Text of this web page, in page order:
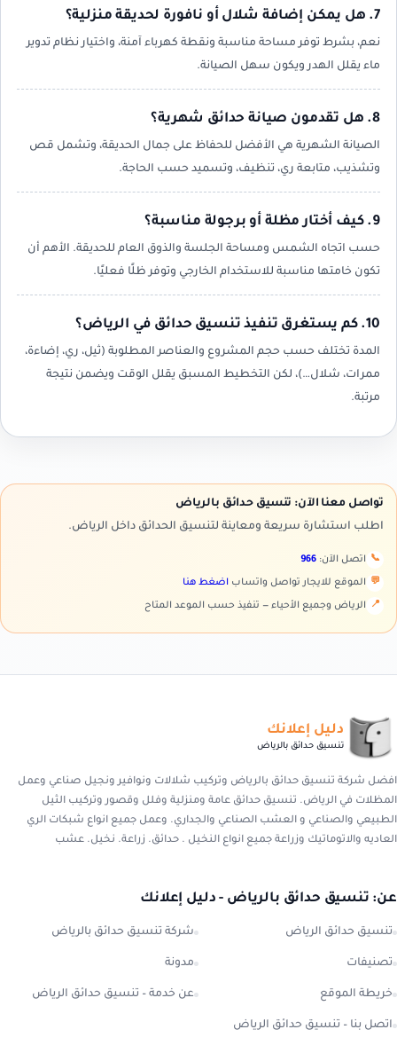
7. هل يمكن إضافة شلال أو نافورة لحديقة منزلية؟
نعم، بشرط توفر مساحة مناسبة ونقطة كهرباء آمنة، واختيار نظام تدوير
ماء يقلل الهدر ويكون سهل الصيانة.
8. هل تقدمون صيانة حدائق شهرية؟
الصيانة الشهرية هي الأفضل للحفاظ على جمال الحديقة، وتشمل قص
وتشذيب، متابعة ري، تنظيف، وتسميد حسب الحاجة.
9. كيف أختار مظلة أو برجولة مناسبة؟
حسب اتجاه الشمس ومساحة الجلسة والذوق العام للحديقة. الأهم أن
تكون خامتها مناسبة للاستخدام الخارجي وتوفر ظلًا فعليًا.
10. كم يستغرق تنفيذ تنسيق حدائق في الرياض؟
المدة تختلف حسب حجم المشروع والعناصر المطلوبة (ثيل، ري، إضاءة،
ممرات، شلال…)، لكن التخطيط المسبق يقلل الوقت ويضمن نتيجة
مرتبة.
تواصل معنا الآن: تنسيق حدائق بالرياض
اطلب استشارة سريعة ومعاينة لتنسيق الحدائق داخل الرياض.
📞 اتصل الآن: 966
💬 الموقع للايجار تواصل واتساب اضغط هنا
📍 الرياض وجميع الأحياء — تنفيذ حسب الموعد المتاح
دليل إعلانك
تنسيق حدائق بالرياض
افضل شركة تنسيق حدائق بالرياض وتركيب شلالات ونوافير ونجيل صناعي وعمل
المظلات في الرياض. تنسيق حدائق عامة ومنزلية وفلل وقصور وتركيب الثيل
الطبيعي والصناعي و العشب الصناعي والجداري. وعمل جميع انواع شبكات الري
العاديه والاتوماتيك وزراعة جميع انواع النخيل . حدائق. زراعة. نخيل. عشب
عن: تنسيق حدائق بالرياض - دليل إعلانك
تنسيق حدائق الرياض شركة تنسيق حدائق بالرياض
تصنيفات مدونة
خريطة الموقع عن خدمة – تنسيق حدائق الرياض
اتصل بنا – تنسيق حدائق الرياض